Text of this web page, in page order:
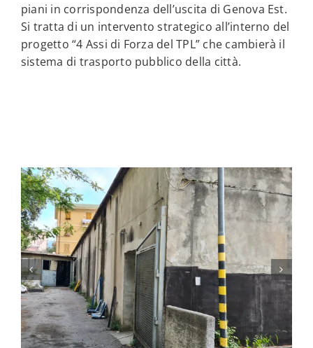
piani in corrispondenza dell’uscita di Genova Est.
Si tratta di un intervento strategico all’interno del
progetto “4 Assi di Forza del TPL” che cambierà il
sistema di trasporto pubblico della città.